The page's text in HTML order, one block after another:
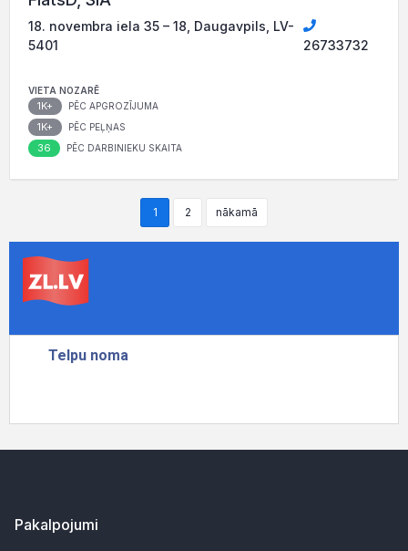
18. novembra iela 35 – 18, Daugavpils, LV-
5401
26733732
VIETA NOZARĒ
1K+ PĒC APGROZĪJUMA
1K+ PĒC PEĻŅAS
36 PĒC DARBINIEKU SKAITA
1 2 nākamā
Pakalpojumi